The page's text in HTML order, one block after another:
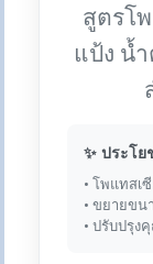
สูตรโ
แป้ง น้
✨ ประโ
• โพแทสเ
• ขยายขน
• ปรับปรุ